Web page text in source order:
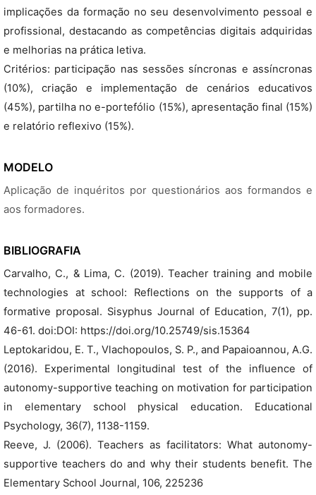
implicações da formação no seu desenvolvimento pessoal e
profissional, destacando as competências digitais adquiridas
e melhorias na prática letiva.
Critérios: participação nas sessões síncronas e assíncronas
(10%), criação e implementação de cenários educativos
(45%), partilha no e-portefólio (15%), apresentação final (15%)
e relatório reflexivo (15%).
MODELO
Aplicação de inquéritos por questionários aos formandos e
aos formadores.
BIBLIOGRAFIA
Carvalho, C., & Lima, C. (2019). Teacher training and mobile
technologies at school: Reflections on the supports of a
formative proposal. Sisyphus Journal of Education, 7(1), pp.
46-61. doi:DOI: https://doi.org/10.25749/sis.15364
Leptokaridou, E. T., Vlachopoulos, S. P., and Papaioannou, A.G.
(2016). Experimental longitudinal test of the influence of
autonomy-supportive teaching on motivation for participation
in elementary school physical education. Educational
Psychology, 36(7), 1138-1159.
Reeve, J. (2006). Teachers as facilitators: What autonomy-
supportive teachers do and why their students benefit. The
Elementary School Journal, 106, 225236